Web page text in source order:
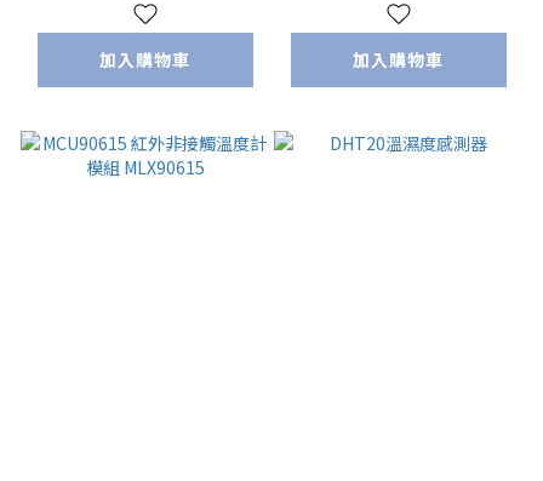
MLX90614 5V
加入購物車 加入購物車